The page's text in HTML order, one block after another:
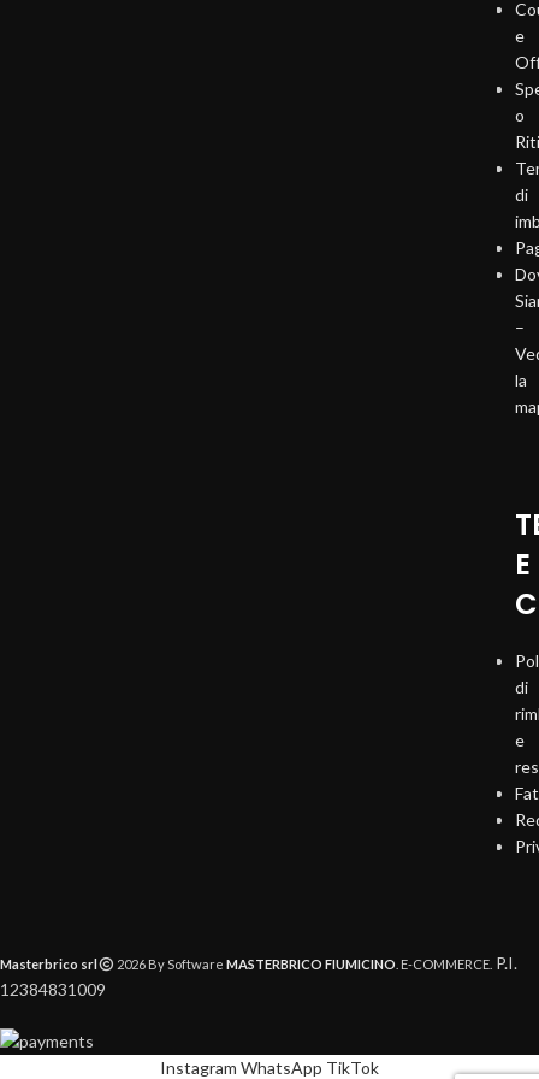
e
o
di
–
la
E
di
e
Masterbrico srl 2026 By Software MASTERBRICO FIUMICINO . E-COMMERCE. P.I.
12384831009
Instagram WhatsApp TikTok